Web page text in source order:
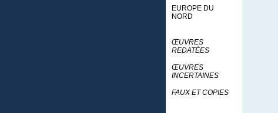
EUROPE DU
NORD
ŒUVRES
REDATÉES
ŒUVRES
INCERTAINES
FAUX ET COPIES